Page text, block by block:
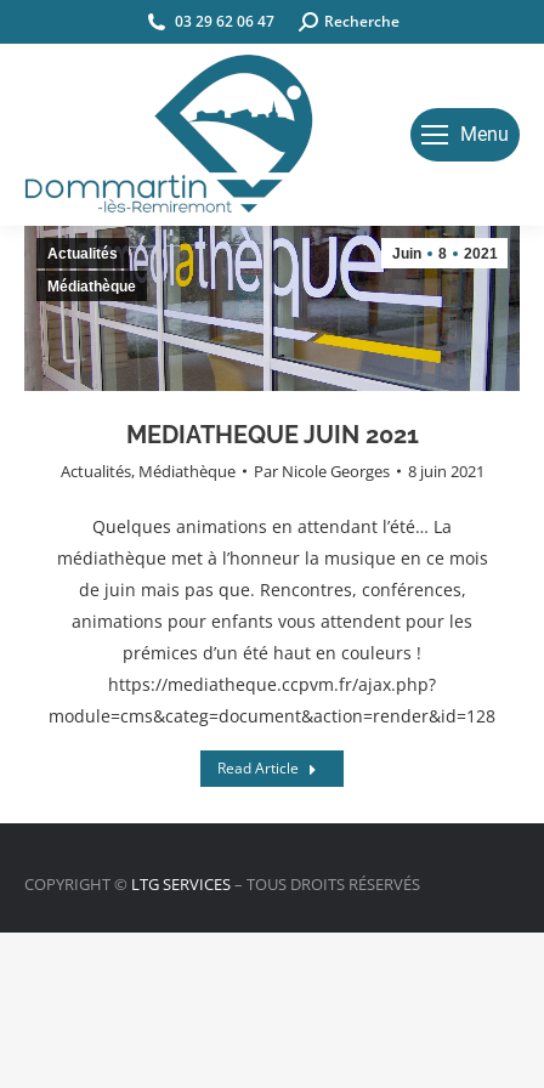
03 29 62 06 47 Search:Recherche
Menu
MEDIATHEQUE JUIN 2021
Actualités, Médiathèque Par Nicole Georges 8 juin 2021
Juin 8 2021
Actualités
Médiathèque
Quelques animations en attendant l’été… La
médiathèque met à l’honneur la musique en ce mois
de juin mais pas que. Rencontres, conférences,
animations pour enfants vous attendent pour les
prémices d’un été haut en couleurs !
https://mediatheque.ccpvm.fr/ajax.php?
module=cms&categ=document&action=render&id=1287
Read Article
COPYRIGHT © LTG SERVICES– TOUS DROITS RÉSERVÉS